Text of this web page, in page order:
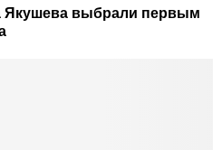
Якушева выбрали первым